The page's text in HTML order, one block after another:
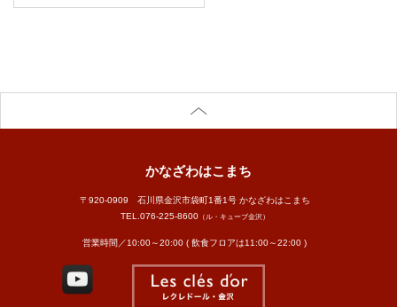
かなざわはこまち
〒920-0909 石川県金沢市袋町1番1号 かなざわはこまち
TEL. 076-225-8600（ル・キューブ金沢）
営業時間／10:00～20:00 ( 飲食フロアは11:00～22:00 )